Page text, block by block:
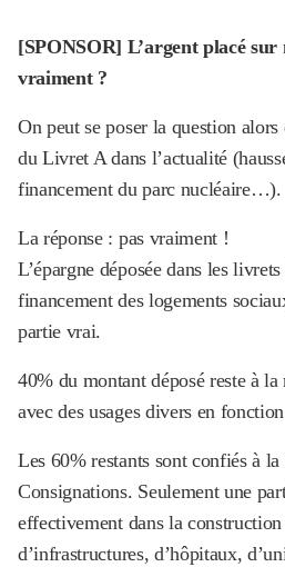
[SPONSOR] L’argent placé
vraiment ?
On peut se poser la question alors
du Livret A dans l’actualité
financement du parc nucléaire…).
La réponse : pas vraiment !
L’épargne déposée dans les
financement des logements
partie vrai.
40% du montant déposé reste à
avec des usages divers en
Les 60% restants sont confiés à la
Consignations. Seulement une
effectivement dans la
d’infrastructures, d’hôpitaux,